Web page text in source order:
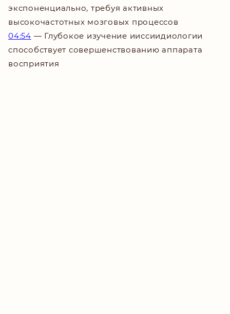
экспоненциально, требуя активных
высокочастотных мозговых процессов
04:54 — Глубокое изучение ииссиидиологии
способствует совершенствованию аппарата
восприятия